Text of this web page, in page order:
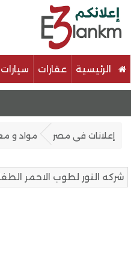
الرئيسية عقارات سيارات
إعلانات فى مصر مواد و
شركه النور لطوب الاحمر